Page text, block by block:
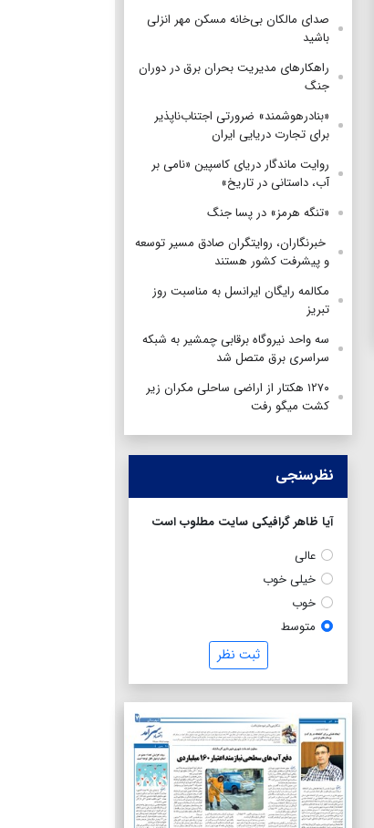
صدای مالکان بی‌خانه مسکن مهر انزلی
باشید
راهکارهای مدیریت بحران برق در دوران
جنگ
«بنادرهوشمند» ضرورتی اجتناب‌ناپذیر
برای تجارت دریایی ایران
روایت ماندگار دریای کاسپین «نامی بر
آب، داستانی در تاریخ»
«تنگه هرمز» در پسا جنگ
‌ خبرنگاران، روایتگران صادق مسیر توسعه
و پیشرفت کشور هستند
مکالمه رایگان ایرانسل به مناسبت روز
تبریز
سه واحد نیروگاه برقابی چمشیر به شبکه
سراسری برق متصل شد
۱۲۷۰ هکتار از اراضی ساحلی مکران زیر
کشت میگو رفت
نظرسنجی
آیا ظاهر گرافیکی سایت مطلوب است
عالی
خیلی خوب
خوب
متوسط
ثبت نظر